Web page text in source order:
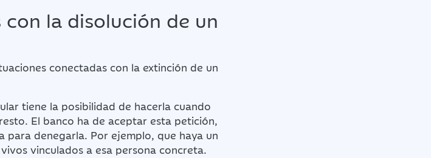
la disolución de un
conectadas con la extinción de un
tiene la posibilidad de hacerla cuando
El banco ha de aceptar esta petición,
para denegarla. Por ejemplo, que haya un
vinculados a esa persona concreta.